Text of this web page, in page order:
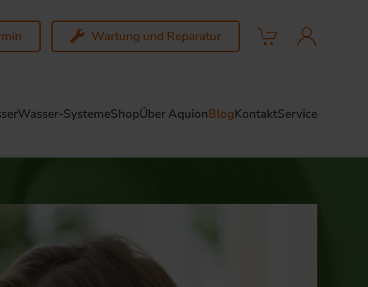
Wartung und Reparatur
Wasser-SystemeShopÜber AquionBlogKontaktService